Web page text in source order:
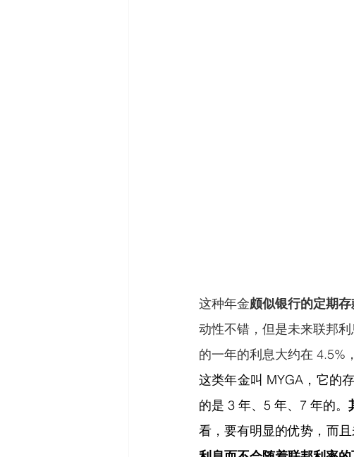
这种年金颇似银行的定期
动性不错，但是未来联邦
的一年的利息大约在 4.5%
这类年金叫 MYGA，它的
的是 3 年、5 年、7 年的。
看，要有明显的优势，而